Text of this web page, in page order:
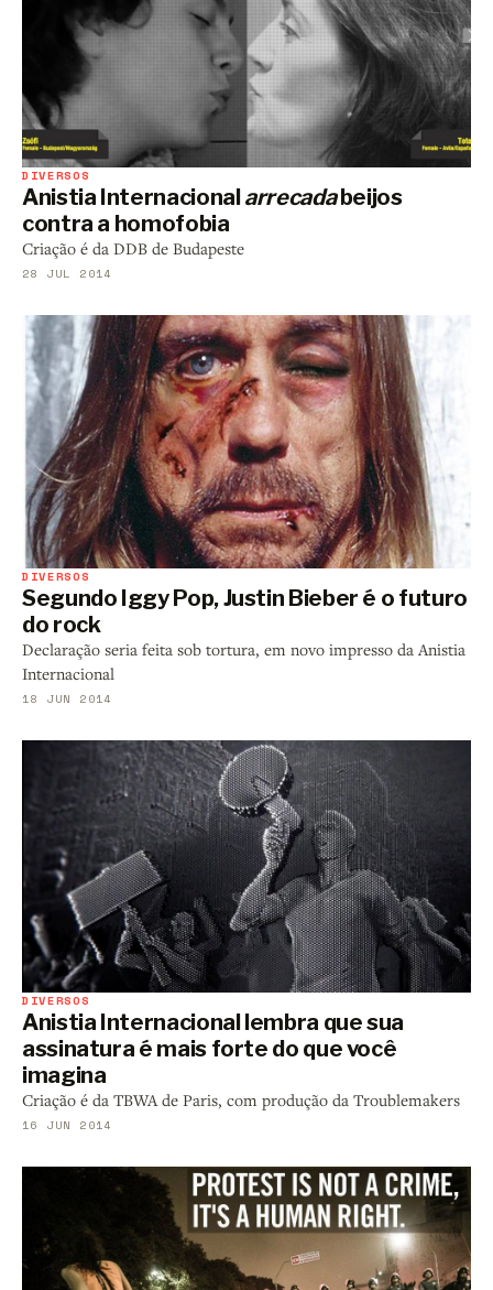
DIVERSOS
Anistia Internacionalarrecadabeijos
contra a homofobia
Criação é da DDB de Budapeste
28 JUL 2014
DIVERSOS
Segundo Iggy Pop, Justin Bieber é o futuro
do rock
Declaração seria feita sob tortura, em novo impresso da Anistia
Internacional
18 JUN 2014
DIVERSOS
Anistia Internacional lembra que sua
assinatura é mais forte do que você
imagina
Criação é da TBWA de Paris, com produção da Troublemakers
16 JUN 2014